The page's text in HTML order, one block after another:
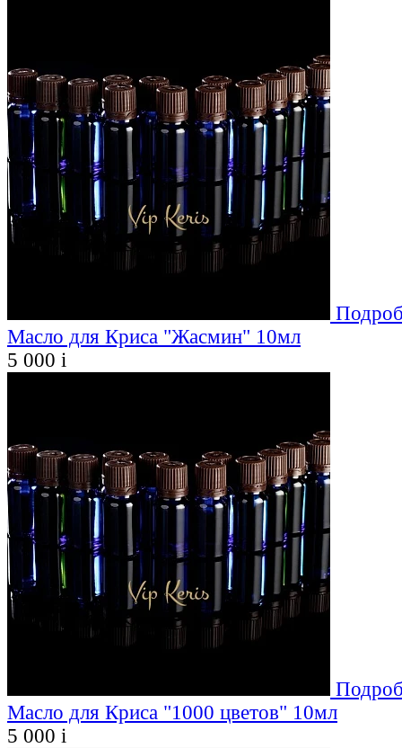
Масло для Криса "Жасмин" 10мл
5 000 i
Масло для Криса "1000 цветов" 10мл
5 000 i